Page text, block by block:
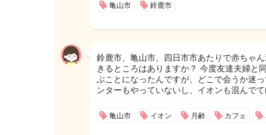
亀山市 鈴鹿市
鈴鹿市、亀山市、四日市市あたりで赤ちゃ
きるところはありますか？ 今度友達夫婦と
ぶことになったんですが、どこで会うか迷
ンターもやっていないし、イオンも混んで
亀山市 イオン 月齢 カフェ